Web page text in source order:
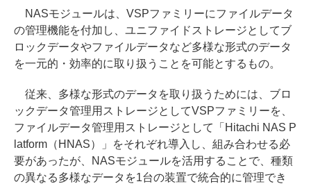
NASモジュールは、VSPファミリーにファイルデータ
の管理機能を付加し、ユニファイドストレージとしてブ
ロックデータやファイルデータなど多様な形式のデータ
を一元的・効率的に取り扱うことを可能とするもの。
従来、多様な形式のデータを取り扱うためには、ブロ
ックデータ管理用ストレージとしてVSPファミリーを、
ファイルデータ管理用ストレージとして「Hitachi NAS P
latform（HNAS）」をそれぞれ導入し、組み合わせる必
要があったが、NASモジュールを活用することで、種類
の異なる多様なデータを1台の装置で統合的に管理でき